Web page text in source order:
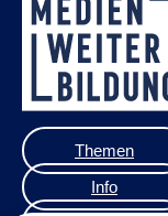
Themen
Info